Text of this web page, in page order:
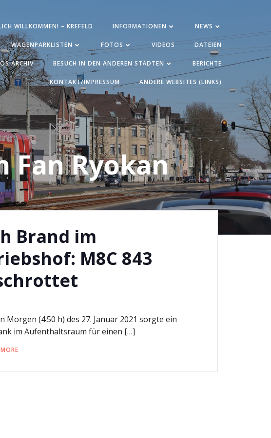
WILLKOMMEN! – KREFELD INFORMATIONEN NEWS
WAGENPARKLISTEN FOTOS VIDEOS DATEIEN
ARCHIV BESUCH IN DEN ANDEREN STÄDTEN BERICHTE
KONTAKT/IMPRESSUM ANDERE WEBSITES (LINKS)
Fan Ryokan
Brand im
M8C 843
Morgen (4.50 h) des 27. Januar 2021 sorgte ein
im Aufenthaltsraum für einen […]